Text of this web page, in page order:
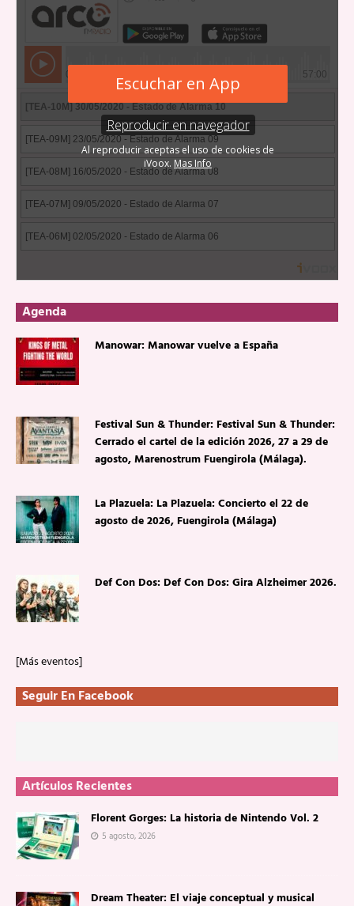
Agenda
Manowar: Manowar vuelve a España
Festival Sun & Thunder: Festival Sun & Thunder:
Cerrado el cartel de la edición 2026, 27 a 29 de
agosto, Marenostrum Fuengirola (Málaga).
La Plazuela: La Plazuela: Concierto el 22 de
agosto de 2026, Fuengirola (Málaga)
Def Con Dos: Def Con Dos: Gira Alzheimer 2026.
[Más eventos]
Seguir En Facebook
Artículos Recientes
Florent Gorges: La historia de Nintendo Vol. 2
5 agosto, 2026
Dream Theater: El viaje conceptual y musical